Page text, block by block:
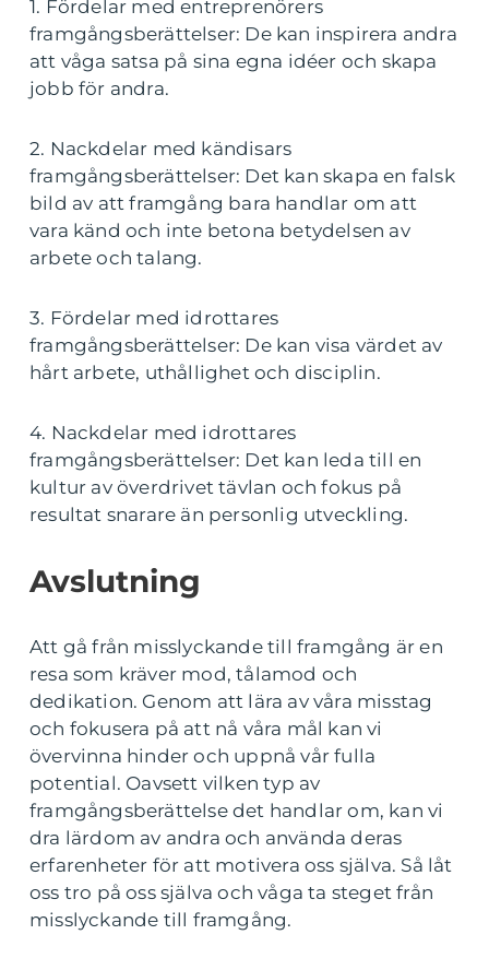
1. Fördelar med entreprenörers
framgångsberättelser: De kan inspirera andra
att våga satsa på sina egna idéer och skapa
jobb för andra.
2. Nackdelar med kändisars
framgångsberättelser: Det kan skapa en falsk
bild av att framgång bara handlar om att
vara känd och inte betona betydelsen av
arbete och talang.
3. Fördelar med idrottares
framgångsberättelser: De kan visa värdet av
hårt arbete, uthållighet och disciplin.
4. Nackdelar med idrottares
framgångsberättelser: Det kan leda till en
kultur av överdrivet tävlan och fokus på
resultat snarare än personlig utveckling.
Avslutning
Att gå från misslyckande till framgång är en
resa som kräver mod, tålamod och
dedikation. Genom att lära av våra misstag
och fokusera på att nå våra mål kan vi
övervinna hinder och uppnå vår fulla
potential. Oavsett vilken typ av
framgångsberättelse det handlar om, kan vi
dra lärdom av andra och använda deras
erfarenheter för att motivera oss själva. Så låt
oss tro på oss själva och våga ta steget från
misslyckande till framgång.